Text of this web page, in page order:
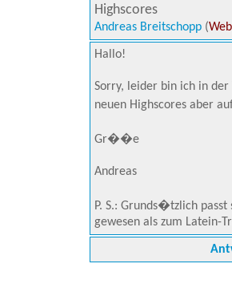
Highscores
Andreas Breitschopp (
Hallo!
Sorry, leider bin ich in
neuen Highscores aber
Gr��e
Andreas
P. S.: Grunds�tzlich
gewesen als zum Latein-